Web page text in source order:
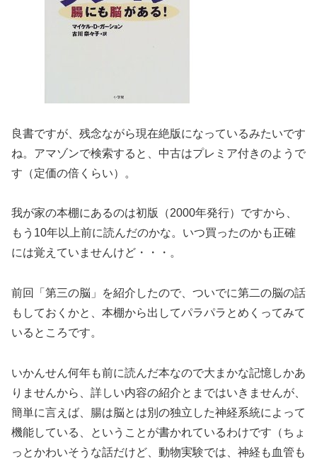
良書ですが、残念ながら現在絶版になっているみたいです
ね。アマゾンで検索すると、中古はプレミア付きのようで
す（定価の倍くらい）。
我が家の本棚にあるのは初版（2000年発行）ですから、
もう10年以上前に読んだのかな。いつ買ったのかも正確
には覚えていませんけど・・・。
前回「第三の脳」を紹介したので、ついでに第二の脳の話
もしておくかと、本棚から出してパラパラとめくってみて
いるところです。
いかんせん何年も前に読んだ本なので大まかな記憶しかあ
りませんから、詳しい内容の紹介とまではいきませんが、
簡単に言えば、腸は脳とは別の独立した神経系統によって
機能している、ということが書かれているわけです（ちょ
っとかわいそうな話だけど、動物実験では、神経も血管も